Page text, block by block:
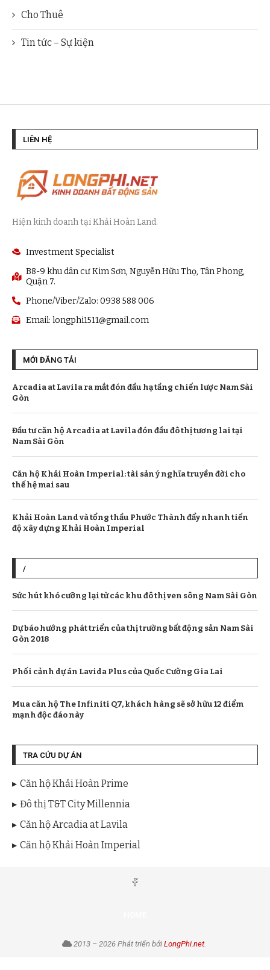
Cho Thuê
Tin tức – Sự kiện
LIÊN HỆ
Hiện kinh doanh tại Khải Hoàn Land.
Investment Specialist
B8-9 khu dân cư Kim Sơn, Nguyễn Hữu Thọ, Tân Phong,
Quận 7.
Phone/Viber/Zalo: 0938 588 006
Email: longphi1511@gmail.com
MỚI ĐĂNG TẢI
Arcadia at Lavila ra mắt đón đầu hạ tầng chiến lược Nam Sài
Gòn
Đầu tư căn hộ Arcadia at Lavila đón đầu đô thị tương lai tại
Nam Sài Gòn
Căn hộ Khải Hoàn Imperial: tài sản ý nghĩa truyền đời cho
thế hệ mai sau
Khải Hoàn Land và tổng thầu Phước Thành đẩy nhanh tiến
độ xây dựng Khải Hoàn Imperial
/
Sức hút khó cưỡng lại từ các khu đô thị ven sông Nam Sài Gòn
Dự báo hướng phát triển của thị trường bất động sản Nam Sài
Gòn 2018
Phối cảnh dự án Lavida Plus của Quốc Cường Gia Lai
Mua căn hộ The Infiniti Q7, khách hàng sẽ sở hữu 12 điểm
mạnh độc đáo này
TRA CỨU DỰ ÁN
Căn hộ Khải Hoàn Prime
Đô thị T&T City Millennia
Căn hộ Arcadia at Lavila
Căn hộ Khải Hoàn Imperial
2013 – 2026 Phát triển bởi LongPhi.net.